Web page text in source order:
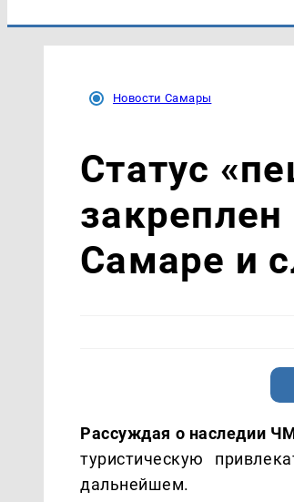
Новости Самары
Статус
Самаре и
Рассуждая о наследии
туристическую
дальнейшем.